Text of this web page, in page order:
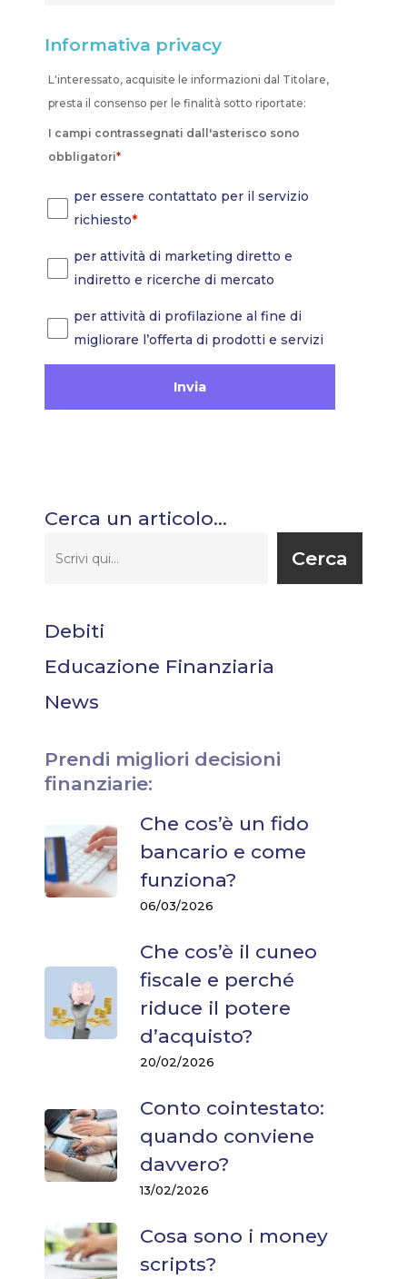
Informativa privacy
L'interessato, acquisite le informazioni dal Titolare,
presta il consenso per le finalità sotto riportate:
I campi contrassegnati dall'asterisco sono
obbligatori*
per essere contattato per il servizio
richiesto*
per attività di marketing diretto e
indiretto e ricerche di mercato
per attività di profilazione al fine di
migliorare l’offerta di prodotti e servizi
Invia
Cerca un articolo…
Cerca
Debiti
Educazione Finanziaria
News
Prendi migliori decisioni
finanziarie:
Che cos’è un fido
bancario e come
funziona?
06/03/2026
Che cos’è il cuneo
fiscale e perché
riduce il potere
d’acquisto?
20/02/2026
Conto cointestato:
quando conviene
davvero?
13/02/2026
Cosa sono i money
scripts?